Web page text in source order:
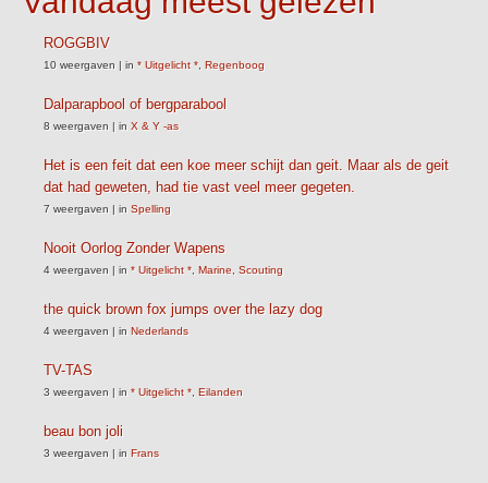
ROGGBIV
10 weergaven | in * Uitgelicht * Regenboog
Dalparapbool of bergparabool
8 weergaven | in X & Y -as
Het is een feit dat een koe meer schijt dan geit. Maar als de geit
dat had geweten, had tie vast veel meer gegeten.
7 weergaven | in Spelling
Nooit Oorlog Zonder Wapens
4 weergaven | in * Uitgelicht * Marine Scouting
the quick brown fox jumps over the lazy dog
4 weergaven | in Nederlands
TV-TAS
3 weergaven | in * Uitgelicht * Eilanden
beau bon joli
3 weergaven | in Frans